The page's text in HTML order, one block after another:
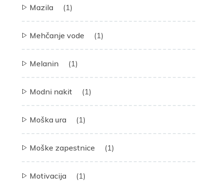
Mazila (1)
Mehčanje vode (1)
Melanin (1)
Modni nakit (1)
Moška ura (1)
Moške zapestnice (1)
Motivacija (1)